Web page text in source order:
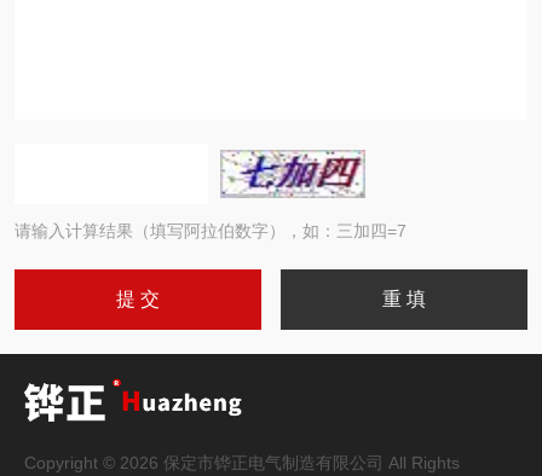
请输入计算结果（填写阿拉伯数字），如：三加四=7
Copyright © 2026 保定市铧正电气制造有限公司 All Rights